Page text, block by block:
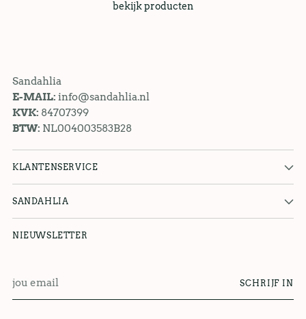
bekijk producten
Sandahlia
E-MAIL: info@sandahlia.nl
KVK: 84707399
BTW: NL004003583B28
KLANTENSERVICE
SANDAHLIA
NIEUWSLETTER
email
SCHRIJF IN